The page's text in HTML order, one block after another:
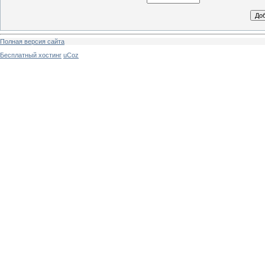
Полная версия сайта
Бесплатный хостинг uCoz